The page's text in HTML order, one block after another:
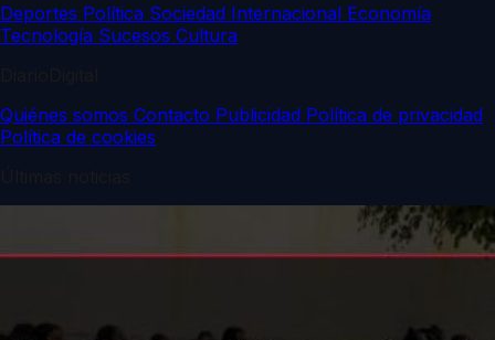
Deportes Política Sociedad Internacional Economía
Tecnología Sucesos Cultura
Quiénes somos Contacto Publicidad Política de privacidad
Política de cookies